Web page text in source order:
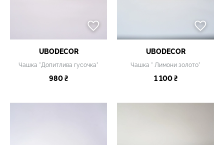
UBODECOR
Чашка "Допитлива гусочка"
980 ₴
UBODECOR
Чашка " Лимони золото"
1 100 ₴